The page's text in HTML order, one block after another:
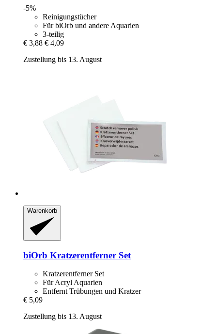
-5%
Reinigungstücher
Für biOrb und andere Aquarien
3-teilig
€ 3,88 € 4,09
Zustellung bis 13. August
Warenkorb
biOrb Kratzerentferner Set
Kratzerentferner Set
Für Acryl Aquarien
Entfernt Trübungen und Kratzer
€ 5,09
Zustellung bis 13. August